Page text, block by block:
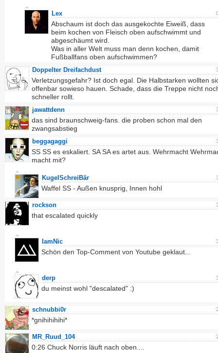
Lex
Abschaum ist doch das ausgekochte Eiweiß, dass
beim kochen von Fleisch oben aufschwimmt und
abgeschäumt wird.
Was in aller Welt muss man denn kochen, damit
Fußballfans oben aufschwimmen?
Doppelter Dreifachdust
Verletzungsgefahr? Ist doch egal. Die Halbstarken wollten
offenbar sowieso hauen. Schade, dass die Treppe nicht
schneller rollt.
jawattdenn
das sind braunschweig-fans. die proben schon mal den
zwangsabstieg
beggagaggi
SS SS es eskaliert. SA SA es artet aus. Wehrmacht
macht mit?
KugelSchreiBär
Waffel SS - Außen knusprig, Innen hohl
rockson
that escalated quickly
IamNic
Schön den Top-Comment von Youtube geklaut...
derp
du meinst wohl "descalated" :)
schnubbi0r
*gnihihihihi*
MR_Ruud_104
0:26 Chuck Norris läuft nach oben....